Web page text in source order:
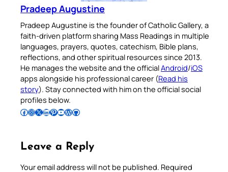
Pradeep Augustine
Pradeep Augustine is the founder of Catholic Gallery, a
faith-driven platform sharing Mass Readings in multiple
languages, prayers, quotes, catechism, Bible plans,
reflections, and other spiritual resources since 2013.
He manages the website and the officialAndroid/iOS
apps alongside his professional career (Read his
story). Stay connected with him on the official social
profiles below.
Follow Pradeep on Facebook Follow Pradeep on InstagramFollow Pradeep on X Follow Pradeep on LinkedIn Follow Pradeep on Pinterest Subscribe to Pradeep’s Youtube Channel Follow Pradeep on WordPress Follow Pradeep on GitHub
Leave a Reply
Your email address will not be published. Required